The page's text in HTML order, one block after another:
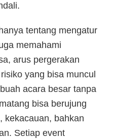
tentang mengatur
memahami
arus pergerakan
yang bisa muncul
acara besar tanpa
bisa berujung
kekacauan, bahkan
Setiap event